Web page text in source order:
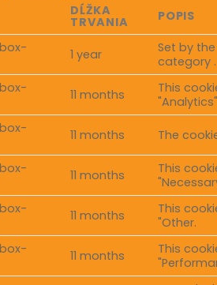
DĹŽKA
TRVANIA
POPIS
1 year
Set by
category .
11 months
This
11 months The
11 months
This
11 months
This
"Other.
11 months
This